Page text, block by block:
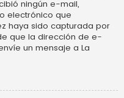
ningún e-mail,
electrónico que
haya sido capturada por
que la dirección de e-
un mensaje a La